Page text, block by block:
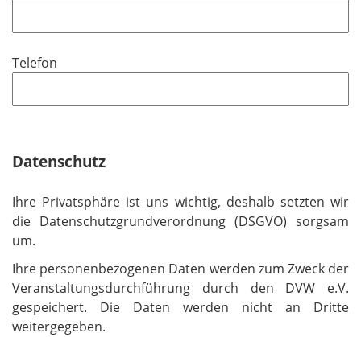
d
t
e
d
l
c
t
l
Telefon
Datenschutz
Ihre Privatsphäre ist uns wichtig, deshalb setzten wir
die Datenschutzgrundverordnung (DSGVO) sorgsam
um.
Ihre personenbezogenen Daten werden zum Zweck der
Veranstaltungsdurchführung durch den DVW e.V.
gespeichert. Die Daten werden nicht an Dritte
weitergegeben.